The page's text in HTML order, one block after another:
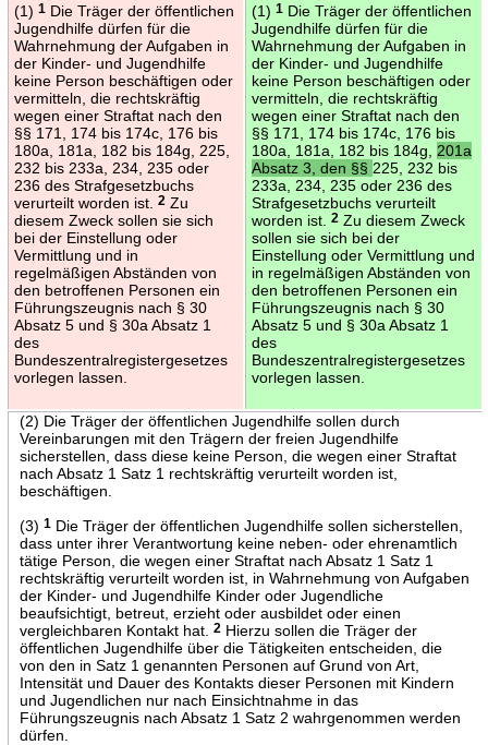
(1) 1Die Träger der öffentlichen
Jugendhilfe dürfen für die
Wahrnehmung der Aufgaben in
der Kinder- und Jugendhilfe
keine Person beschäftigen oder
vermitteln, die rechtskräftig
wegen einer Straftat nach den
§§ 171, 174 bis 174c, 176 bis
180a, 181a, 182 bis 184g, 225,
232 bis 233a, 234, 235 oder
236 des Strafgesetzbuchs
verurteilt worden ist.
2Zu
diesem Zweck sollen sie sich
bei der Einstellung oder
Vermittlung und in
regelmäßigen Abständen von
den betroffenen Personen ein
Führungszeugnis nach § 30
Absatz 5 und § 30a Absatz 1
des
Bundeszentralregistergesetzes
vorlegen lassen.
(1) 1Die Träger der öffentlichen
Jugendhilfe dürfen für die
Wahrnehmung der Aufgaben in
der Kinder- und Jugendhilfe
keine Person beschäftigen oder
vermitteln, die rechtskräftig
wegen einer Straftat nach den
§§ 171, 174 bis 174c, 176 bis
180a, 181a, 182 bis 184g, 201a
Absatz 3, den §§ 225, 232 bis
233a, 234, 235 oder 236 des
Strafgesetzbuchs verurteilt
worden ist.
2Zu diesem Zweck
sollen sie sich bei der
Einstellung oder Vermittlung und
in regelmäßigen Abständen von
den betroffenen Personen ein
Führungszeugnis nach § 30
Absatz 5 und § 30a Absatz 1
des
Bundeszentralregistergesetzes
vorlegen lassen.
(2) Die Träger der öffentlichen Jugendhilfe sollen durch
Vereinbarungen mit den Trägern der freien Jugendhilfe
sicherstellen, dass diese keine Person, die wegen einer Straftat
nach Absatz 1 Satz 1 rechtskräftig verurteilt worden ist,
beschäftigen.
(3) 1Die Träger der öffentlichen Jugendhilfe sollen sicherstellen,
dass unter ihrer Verantwortung keine neben- oder ehrenamtlich
tätige Person, die wegen einer Straftat nach Absatz 1 Satz 1
rechtskräftig verurteilt worden ist, in Wahrnehmung von Aufgaben
der Kinder- und Jugendhilfe Kinder oder Jugendliche
beaufsichtigt, betreut, erzieht oder ausbildet oder einen
vergleichbaren Kontakt hat.
2Hierzu sollen die Träger der
öffentlichen Jugendhilfe über die Tätigkeiten entscheiden, die
von den in Satz 1 genannten Personen auf Grund von Art,
Intensität und Dauer des Kontakts dieser Personen mit Kindern
und Jugendlichen nur nach Einsichtnahme in das
Führungszeugnis nach Absatz 1 Satz 2 wahrgenommen werden
dürfen.